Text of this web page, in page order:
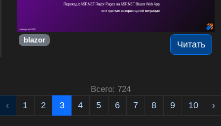
Читать
blazor
Всего: 724
‹ 1 2 3 4 5 6 7 8 9 10 ›